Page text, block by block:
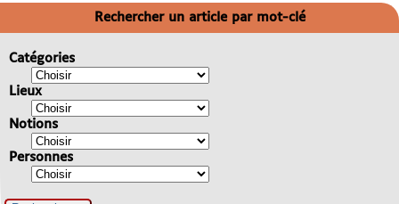
Rechercher un article par mot-clé
Catégories
Lieux
Notions
Personnes